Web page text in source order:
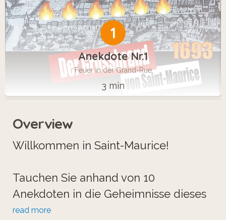
1
Anekdote Nr.1
Feuer in der Grand-Rue
3 min
Overview
Willkommen in Saint-Maurice!
Tauchen Sie anhand von 10
Anekdoten in die Geheimnisse dieses
charmanten Städtchens ein, welches
read more